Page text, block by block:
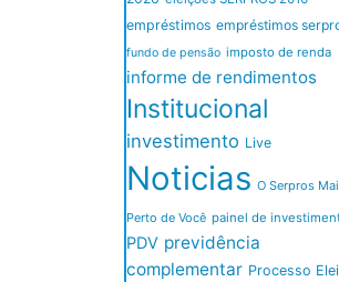
empréstimos empréstimos
fundo de pensão imposto de renda
informe de rendimentos
Institucional
investimento Live
Noticias O Serpros
Perto de Você painel de
PDV previdência
complementar Processo